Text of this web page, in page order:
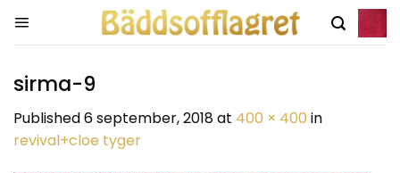
sirma-9
Published6 september, 2018at 400 × 400 in
revival+cloe tyger